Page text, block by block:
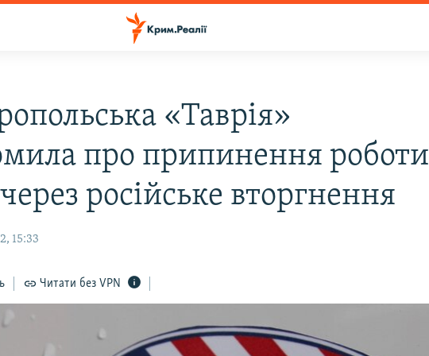
«Таврія»
про припинення роботи
російське вторгнення
15:33
Читати без VPN